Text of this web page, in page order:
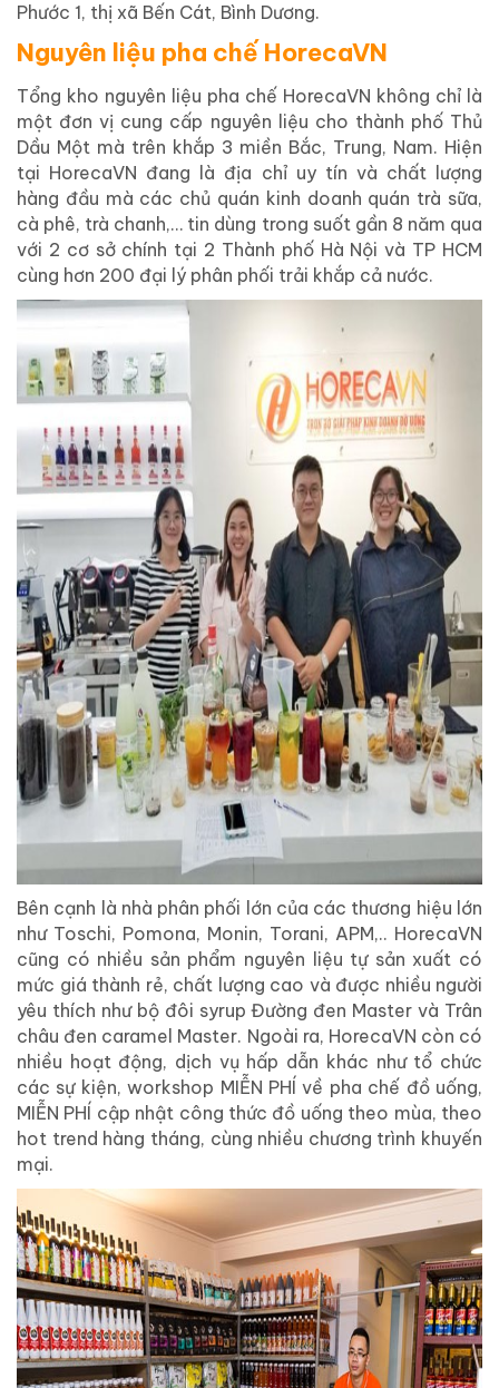
Phước 1, thị xã Bến Cát, Bình Dương.
Nguyên liệu pha chế HorecaVN
Tổng kho nguyên liệu pha chế HorecaVN không chỉ là
một đơn vị cung cấp nguyên liệu cho thành phố Thủ
Dầu Một mà trên khắp 3 miền Bắc, Trung, Nam. Hiện
tại HorecaVN đang là địa chỉ uy tín và chất lượng
hàng đầu mà các chủ quán kinh doanh quán trà sữa,
cà phê, trà chanh,… tin dùng trong suốt gần 8 năm qua
với 2 cơ sở chính tại 2 Thành phố Hà Nội và TP HCM
cùng hơn 200 đại lý phân phối trải khắp cả nước.
Bên cạnh là nhà phân phối lớn của các thương hiệu lớn
như Toschi, Pomona, Monin, Torani, APM,.. HorecaVN
cũng có nhiều sản phẩm nguyên liệu tự sản xuất có
mức giá thành rẻ, chất lượng cao và được nhiều người
yêu thích như bộ đôi syrup Đường đen Master và Trân
châu đen caramel Master. Ngoài ra, HorecaVN còn có
nhiều hoạt động, dịch vụ hấp dẫn khác như tổ chức
các sự kiện, workshop MIỄN PHÍ về pha chế đồ uống,
MIỄN PHÍ cập nhật công thức đồ uống theo mùa, theo
hot trend hàng tháng, cùng nhiều chương trình khuyến
mại.